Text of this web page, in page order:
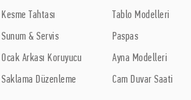
Kesme Tahtası
Sunum & Servis
Ocak Arkası Koruyucu
Saklama Düzenleme
Tablo Modelleri
Paspas
Ayna Modelleri
Cam Duvar Saati